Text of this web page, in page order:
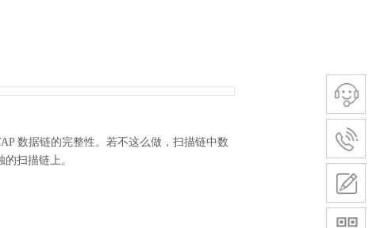
数据链的完整性。若不这么做，扫描链中数
扫描链上。